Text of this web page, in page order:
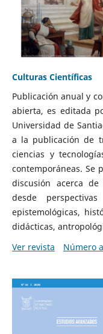
Culturas Científicas
Publicación anual y
abierta, es editada
Universidad de
a la publicación de
ciencias y
contemporáneas. Se
discusión acerca
desde
epistemológicas,
didácticas,
Ver revista
Número